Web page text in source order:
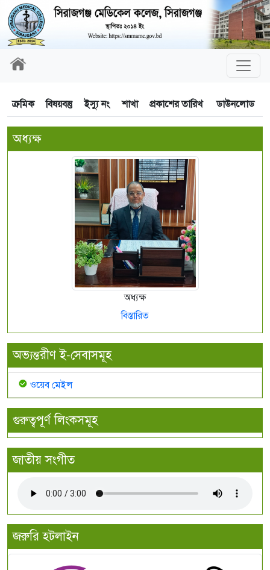
ক্রমিক বিষয়বস্তু ইস্যু নং শাখা প্রকাশের তারিখ ডাউনলোড
অধ্যক্ষ
অধ্যক্ষ
বিস্তারিত
অভ্যন্তরীণ ই-সেবাসমূহ
ওয়েব মেইল
গুরুত্বপূর্ণ লিংকসমূহ
জাতীয় সংগীত
জরুরি হটলাইন